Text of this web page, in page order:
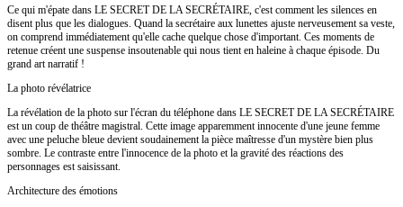
Ce qui m'épate dans LE SECRET DE LA SECRÉTAIRE, c'est comment les silences en
disent plus que les dialogues. Quand la secrétaire aux lunettes ajuste nerveusement sa veste,
on comprend immédiatement qu'elle cache quelque chose d'important. Ces moments de
retenue créent une suspense insoutenable qui nous tient en haleine à chaque épisode. Du
grand art narratif !
La photo révélatrice
La révélation de la photo sur l'écran du téléphone dans LE SECRET DE LA SECRÉTAIRE
est un coup de théâtre magistral. Cette image apparemment innocente d'une jeune femme
avec une peluche bleue devient soudainement la pièce maîtresse d'un mystère bien plus
sombre. Le contraste entre l'innocence de la photo et la gravité des réactions des
personnages est saisissant.
Architecture des émotions